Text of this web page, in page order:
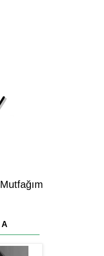
Mutfağım